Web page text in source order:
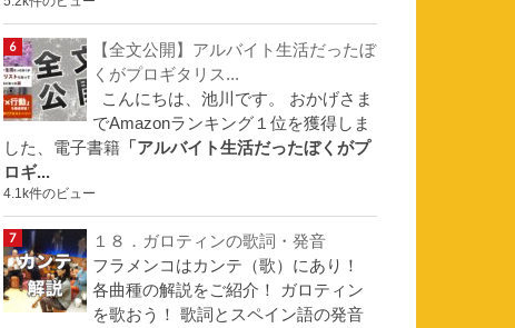
【全文公開】アルバイト生活だったぼ
くがプロギタリス...
こんにちは、池川です。 おかげさま
でAmazonランキング１位を獲得しま
した、電子書籍 「アルバイト生活だったぼくがプ
ロギ...
4.1k件のビュー
１８．ガロティンの歌詞・発音
フラメンコはカンテ（歌）にあり！
各曲種の解説をご紹介！ ガロティン
を歌おう！ 歌詞とスペイン語の発音